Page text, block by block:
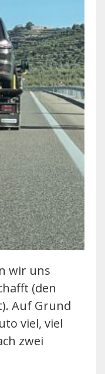
wir uns
(den
Auf Grund
viel, viel
zwei